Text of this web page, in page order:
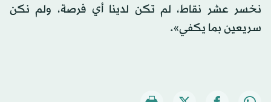
نخسر عشر نقاط، لم تكن لدينا أي فرصة، ولم نكن
سريعين بما يكفي».